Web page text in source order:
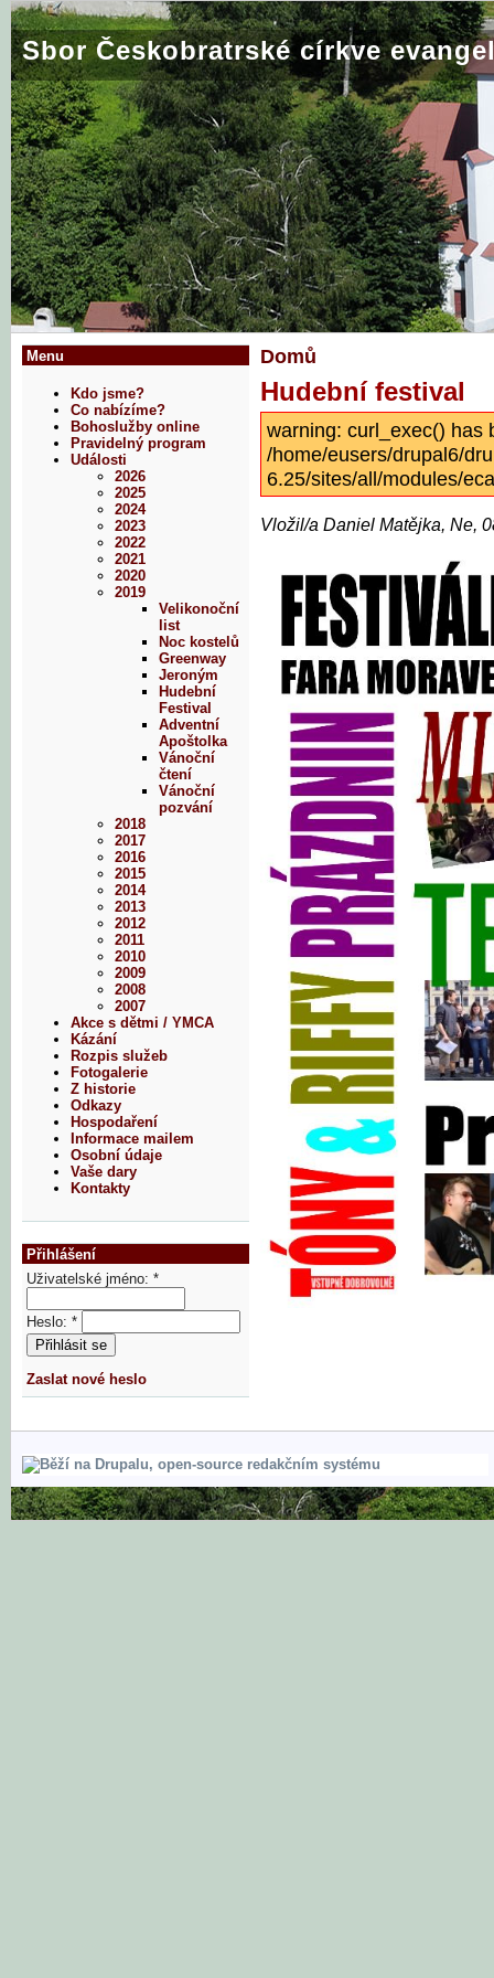
Sbor Českobratrské církve
Domů
Hudební festival
warning: curl_exec() has
/home/eusers/drupal6/
6.25/sites/all/modules/
Vložil/a Daniel Matějka, Ne,
Menu
Kdo jsme?
Co nabízíme?
Bohoslužby online
Pravidelný program
Události
2026
2025
2024
2023
2022
2021
2020
2019
Velikonoční
list
Noc kostelů
Greenway
Jeroným
Hudební
Festival
Adventní
Apoštolka
Vánoční
čtení
Vánoční
pozvání
2018
2017
2016
2015
2014
2013
2012
2011
2010
2009
2008
2007
Akce s dětmi / YMCA
Kázání
Rozpis služeb
Fotogalerie
Z historie
Odkazy
Hospodaření
Informace mailem
Osobní údaje
Vaše dary
Kontakty
Přihlášení
Uživatelské jméno: *
Heslo: *
Zaslat nové heslo